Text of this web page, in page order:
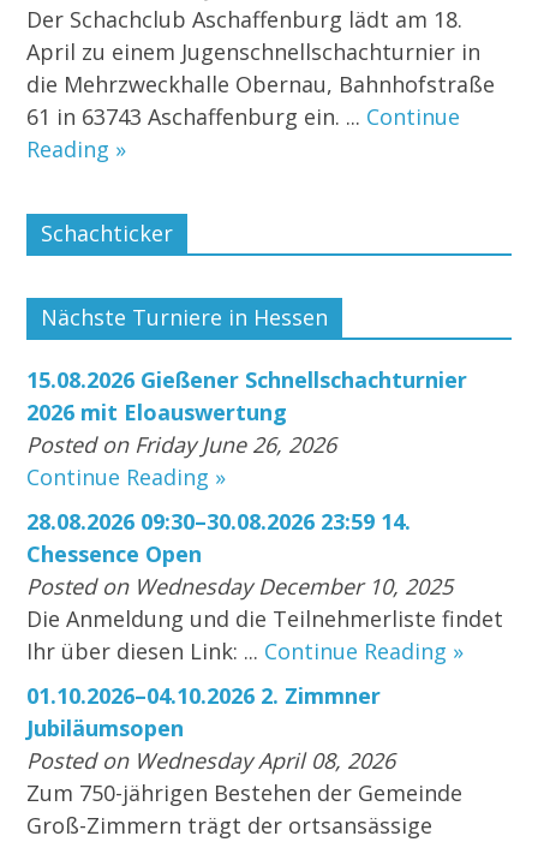
Der Schachclub Aschaffenburg lädt am 18.
April zu einem Jugenschnellschachturnier in
die Mehrzweckhalle Obernau, Bahnhofstraße
61 in 63743 Aschaffenburg ein. ... Continue
Reading »
Schachticker
Nächste Turniere in Hessen
15.08.2026 Gießener Schnellschachturnier
2026 mit Eloauswertung
Posted on Friday June 26, 2026
Continue Reading »
28.08.2026 09:30–30.08.2026 23:59 14.
Chessence Open
Posted on Wednesday December 10, 2025
Die Anmeldung und die Teilnehmerliste findet
Ihr über diesen Link: ... Continue Reading »
01.10.2026–04.10.2026 2. Zimmner
Jubiläumsopen
Posted on Wednesday April 08, 2026
Zum 750-jährigen Bestehen der Gemeinde
Groß-Zimmern trägt der ortsansässige